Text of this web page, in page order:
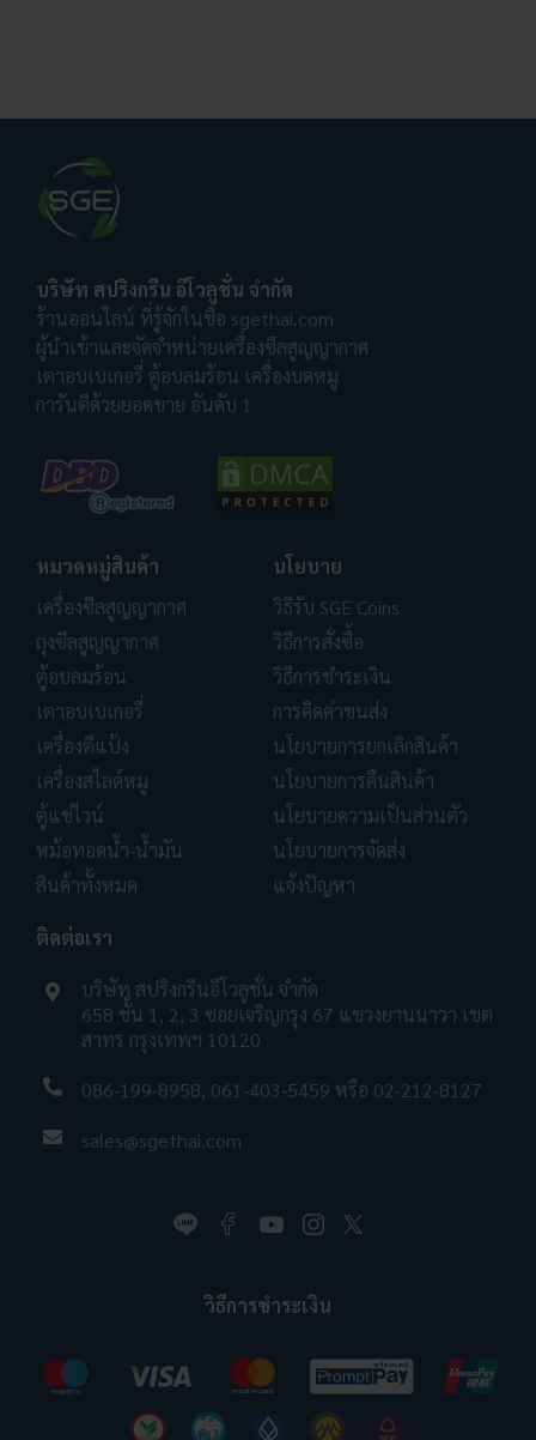
บริษัท สปริงกรีน อีโวลูชั่น จำกัด
ร้านออนไลน์ ที่รู้จักในชื่อ sgethai.com
ผู้นำเข้าและจัดจำหน่ายเครื่องซีลสูญญากาศ
เตาอบเบเกอรี่ ตู้อบลมร้อน เครื่องบดหมู
การันตีด้วยยอดขาย อันดับ 1
หมวดหมู่สินค้า
เครื่องซีลสูญญากาศ
ถุงซีลสูญญากาศ
ตู้อบลมร้อน
เตาอบเบเกอรี่
เครื่องตีแป้ง
เครื่องสไลด์หมู
ตู้แช่ไวน์
หม้อทอดน้ำ-น้ำมัน
สินค้าทั้งหมด
นโยบาย
วิธีรับ SGE Coins
วิธีการสั่งซื้อ
วิธีการชำระเงิน
การคิดค่าขนส่ง
นโยบายการยกเลิกสินค้า
นโยบายการคืนสินค้า
นโยบายความเป็นส่วนตัว
นโยบายการจัดส่ง
แจ้งปัญหา
ติดต่อเรา
บริษัท สปริงกรีนอีโวลูชั่น จำกัด
658 ชั้น 1, 2, 3 ซอยเจริญกรุง 67 แขวงยานนาวา เขต
สาทร กรุงเทพฯ 10120
086-199-8958, 061-403-5459 หรือ 02-212-8127
sales@sgethai.com
วิธีการชำระเงิน